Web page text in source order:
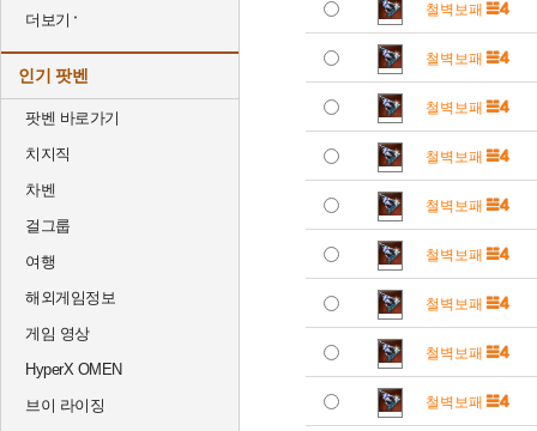
더보기
인기 팟벤
팟벤 바로가기
치지직
차벤
걸그룹
여행
해외게임정보
게임 영상
HyperX OMEN
브이 라이징
철벽보패
철벽보패
철벽보패
철벽보패
철벽보패
철벽보패
철벽보패
철벽보패
철벽보패